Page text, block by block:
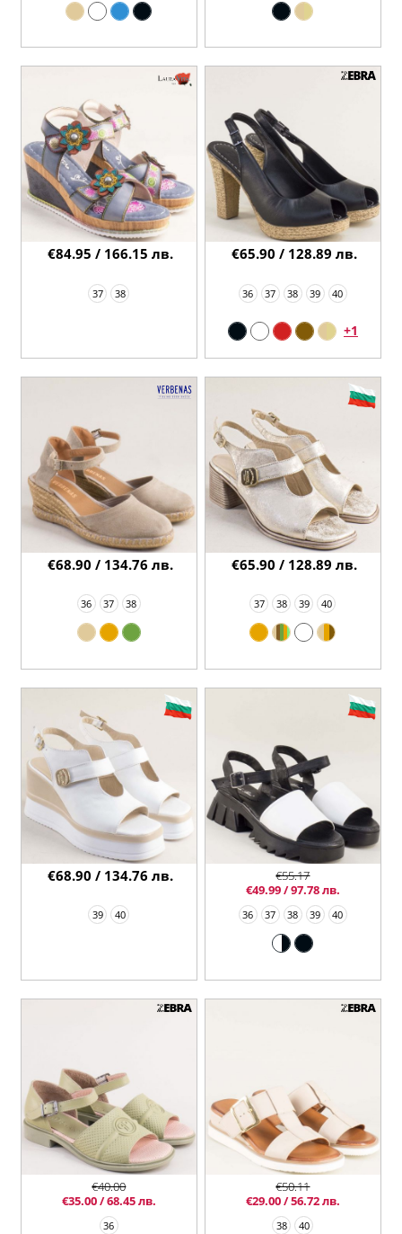
37 38
€84.95 / 166.15 лв.
36 37 38 39 40
+1
€65.90 / 128.89 лв.
36 37 38
€68.90 / 134.76 лв.
37 38 39 40
€65.90 / 128.89 лв.
39 40
€68.90 / 134.76 лв.
36 37 38 39 40
€55.17
€49.99 / 97.78 лв.
36
€40.00
€35.00 / 68.45 лв.
38 40
€50.11
€29.00 / 56.72 лв.